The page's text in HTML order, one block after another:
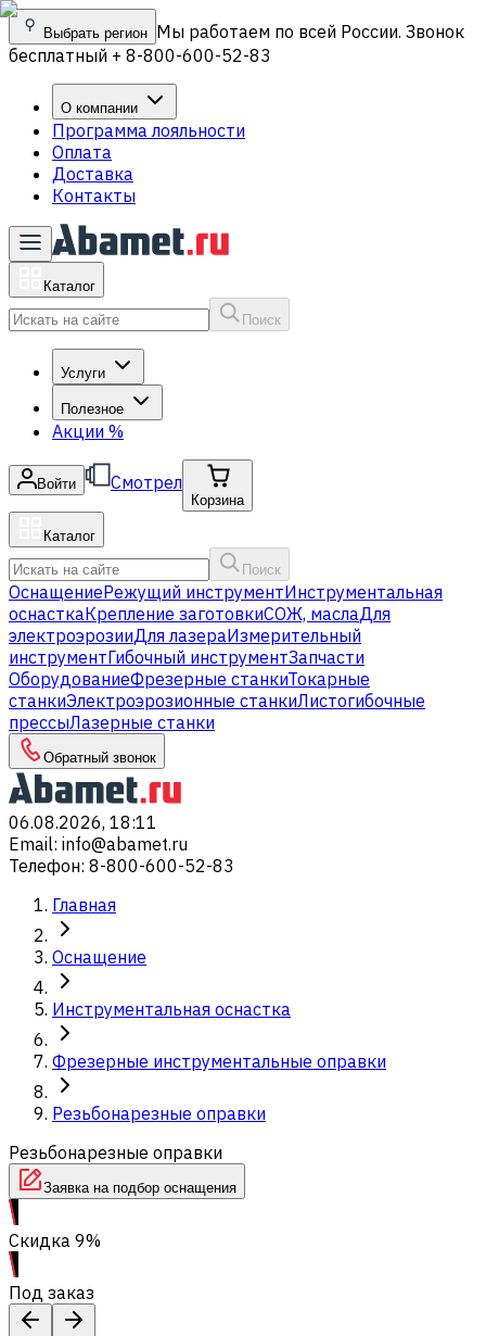
Выбрать регион Мы работаем по всей России. Звонок
бесплатный + 8-800-600-52-83
О компании
Программа лояльности
Оплата
Доставка
Контакты
Каталог
Поиск
Услуги
Полезное
Акции %
Войти Смотрел
Корзина
Каталог
Поиск
ОснащениеРежущий инструментИнструментальная
оснасткаКрепление заготовкиСОЖ, маслаДля
электроэрозииДля лазераИзмерительный
инструментГибочный инструментЗапчасти
ОборудованиеФрезерные станкиТокарные
станкиЭлектроэрозионные станкиЛистогибочные
прессыЛазерные станки
Обратный звонок
06.08.2026, 18:11
Email: info@abamet.ru
Телефон: 8-800-600-52-83
Главная
Оснащение
Инструментальная оснастка
Фрезерные инструментальные оправки
Резьбонарезные оправки
Резьбонарезные оправки
Заявка на подбор оснащения
Скидка 9%
Под заказ